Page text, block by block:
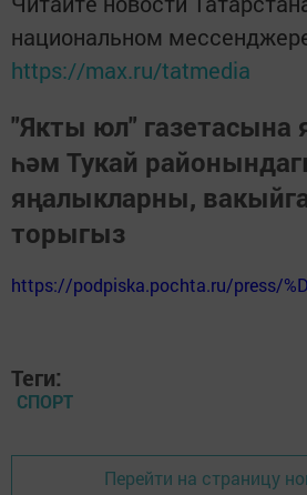
национальном
https://max.ru/tatmedia
"Якты юл"
һәм Тукай
яңалыкларны,
торыгыз
https://podpiska.pochta.ru/press/
Теги:
СПОРТ
Перейти на страницу